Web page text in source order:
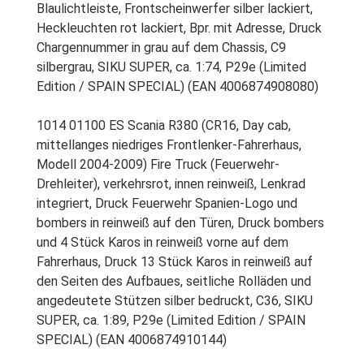
Blaulichtleiste, Frontscheinwerfer silber lackiert,
Heckleuchten rot lackiert, Bpr. mit Adresse, Druck
Chargennummer in grau auf dem Chassis, C9
silbergrau, SIKU SUPER, ca. 1:74, P29e (Limited
Edition / SPAIN SPECIAL) (EAN 4006874908080)
1014 01100 ES Scania R380 (CR16, Day cab,
mittellanges niedriges Frontlenker-Fahrerhaus,
Modell 2004-2009) Fire Truck (Feuerwehr-
Drehleiter), verkehrsrot, innen reinweiß, Lenkrad
integriert, Druck Feuerwehr Spanien-Logo und
bombers in reinweiß auf den Türen, Druck bombers
und 4 Stück Karos in reinweiß vorne auf dem
Fahrerhaus, Druck 13 Stück Karos in reinweiß auf
den Seiten des Aufbaues, seitliche Rolläden und
angedeutete Stützen silber bedruckt, C36, SIKU
SUPER, ca. 1:89, P29e (Limited Edition / SPAIN
SPECIAL) (EAN 4006874910144)